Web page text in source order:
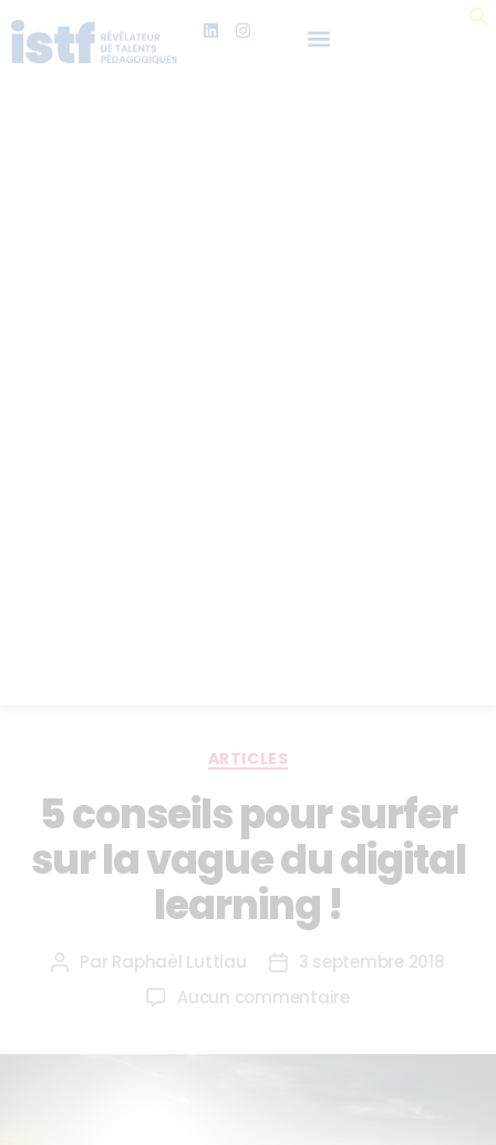
ARTICLES
5 conseils pour surfer
sur la vague du digital
learning !
Par Raphaël Luttiau
3 septembre 2018
Aucun commentaire